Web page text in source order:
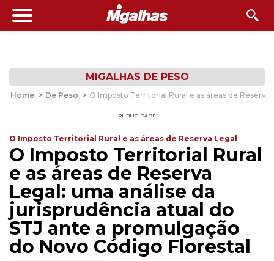
MIGALHAS DE PESO
Home > De Peso > O Imposto Territorial Rural e as áreas de
PUBLICIDADE
O Imposto Territorial Rural e as áreas de Reserva Legal
O Imposto Territorial Rural
e as áreas de Reserva
Legal: uma análise da
jurisprudência atual do
STJ ante a promulgação
do Novo Código Florestal